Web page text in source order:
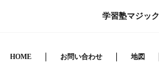
学習塾マジック
HOME お問い合わせ 地図